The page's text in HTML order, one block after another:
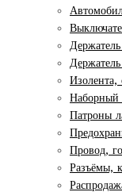
Изолента,
Наборный
Патроны
Провод,
Разъёмы,